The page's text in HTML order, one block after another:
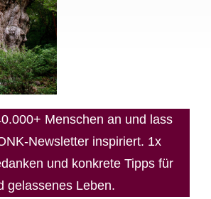
Menschen an und lass
Newsletter inspiriert. 1x
und konkrete Tipps für
gelassenes Leben.